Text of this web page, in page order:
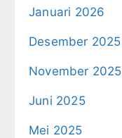
Januari 2026
Desember 2025
November 2025
Juni 2025
Mei 2025